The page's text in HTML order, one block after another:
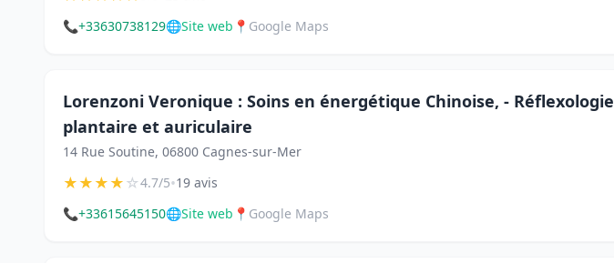
📞+33630738129🌐Site web 📍 Google Maps
Lorenzoni Veronique : Soins en énergétique Chinoise, - Réflexologie
plantaire et auriculaire
14 Rue Soutine, 06800 Cagnes-sur-Mer
★★★★☆4.7/5•19 avis
📞+33615645150🌐Site web 📍 Google Maps